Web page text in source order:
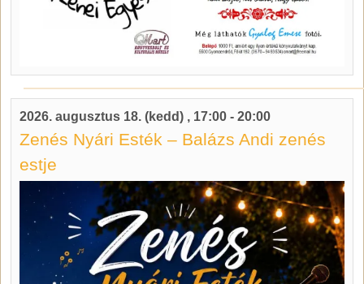
2026. augusztus 18. (kedd) , 17:00 - 20:00
Zenés Nyári Esték – Balázs Andi zenés
estje